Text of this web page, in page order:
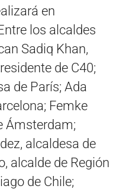
en
los alcaldes
Sadiq Khan,
de C40;
de París; Ada
Femke
Ámsterdam;
alcaldesa de
alcalde de Región
de Chile;